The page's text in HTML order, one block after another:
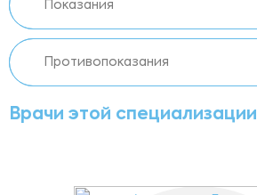
Показания
Противопоказания
Врачи этой специализации